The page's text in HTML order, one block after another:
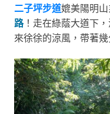
二子坪步道媲美陽明山
路！走在綠蔭大道下
來徐徐的涼風，帶著